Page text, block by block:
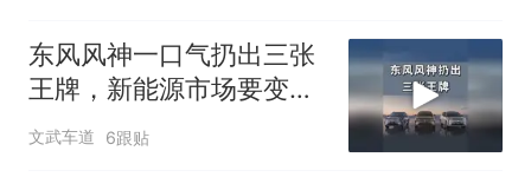
东风风神一口气扔出三张
王牌，新能源市场要变
天？
文武车道 6跟贴